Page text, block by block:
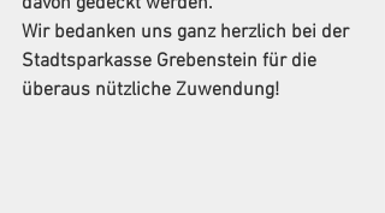
Wir bedanken uns ganz herzlich bei der
Stadtsparkasse Grebenstein für die
überaus nützliche Zuwendung!